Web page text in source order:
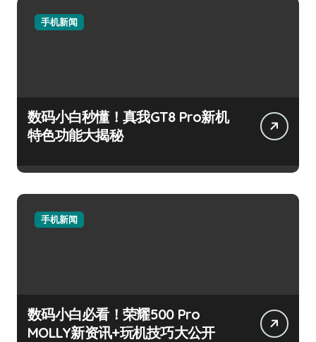
手机新闻
数码小白秒懂！真我GT8 Pro新机
特色功能大揭秘
手机新闻
数码小白必看！荣耀500 Pro
MOLLY新资讯+玩机技巧大公开